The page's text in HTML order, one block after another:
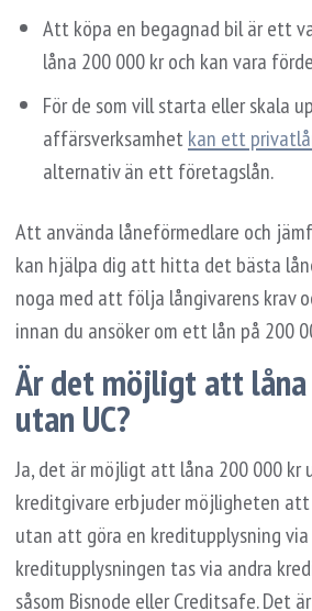
Att köpa en begagnad bil är ett
låna 200 000 kr och kan vara
För de som vill starta eller skala
affärsverksamhetkan ett
alternativ än ett företagslån.
Att använda låneförmedlare och
kan hjälpa dig att hitta det bästa
noga med att följa långivarens krav
innan du ansöker om ett lån på 200
Är det möjligt att
utan UC?
Ja, det är möjligt att låna 200 000 kr
kreditgivare erbjuder möjligheten
utan att göra en kreditupplysning via
kreditupplysningen tas via andra
såsom Bisnode eller Creditsafe. Det